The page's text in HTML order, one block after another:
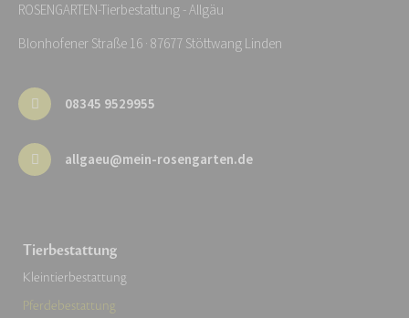
ROSENGARTEN-Tierbestattung - Allgäu
Blonhofener Straße 16 · 87677 Stöttwang Linden
08345 9529955
allgaeu@mein-rosengarten.de
Tierbestattung
Kleintierbestattung
Pferdebestattung